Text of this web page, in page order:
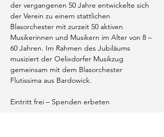
der vergangenen 50 Jahre entwickelte sich
der Verein zu einem stattlichen
Blasorchester mit zurzeit 50 aktiven
Musikerinnen und Musikern im Alter von 8 –
60 Jahren. Im Rahmen des Jubiläums
musiziert der Oelixdorfer Musikzug
gemeinsam mit dem Blasorchester
Flutissima aus Bardowick.
Eintritt frei – Spenden erbeten